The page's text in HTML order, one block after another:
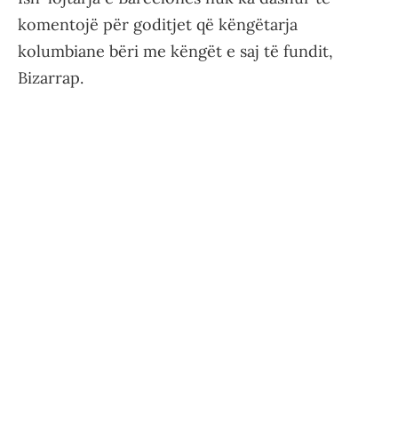
komentojë për goditjet që këngëtarja
kolumbiane bëri me këngët e saj të fundit,
Bizarrap.